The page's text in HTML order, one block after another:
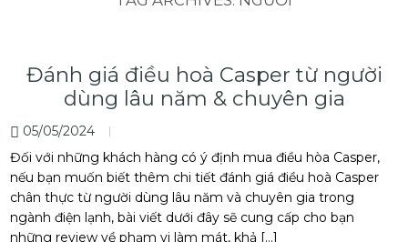
Đánh giá điều hoà Casper từ người
dùng lâu năm & chuyên gia
05/05/2024
Đối với những khách hàng có ý định mua điều hòa Casper,
nếu bạn muốn biết thêm chi tiết đánh giá điều hoà Casper
chân thực từ người dùng lâu năm và chuyên gia trong
ngành điện lạnh, bài viết dưới đây sẽ cung cấp cho bạn
những review về phạm vi làm mát, khả […]